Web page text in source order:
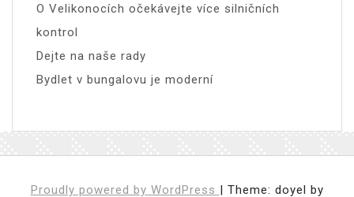
O Velikonocích očekávejte více silničních
kontrol
Dejte na naše rady
Bydlet v bungalovu je moderní
Proudly powered by WordPress | Theme: doyel by